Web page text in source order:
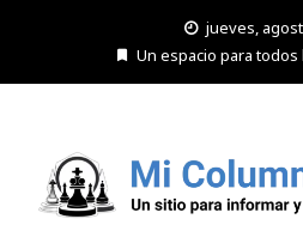
jueves,
Un espacio para